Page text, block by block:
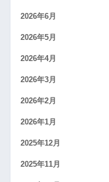
2026年6月
2026年5月
2026年4月
2026年3月
2026年2月
2026年1月
2025年12月
2025年11月